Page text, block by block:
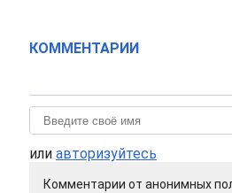
КОММЕНТАРИИ
или авторизуйтесь
Комментарии от анонимных